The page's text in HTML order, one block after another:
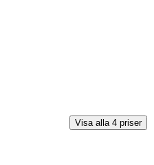
Visa alla 4 priser